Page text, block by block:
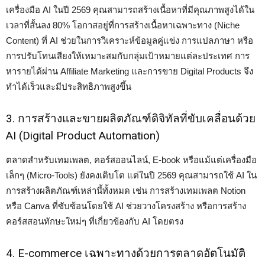
เครื่องมือ AI ในปี 2569 คุณสามารถสร้างเนื้อหาที่มีคุณภาพสูงได้ใน
เวลาที่สั้นลง 80% โอกาสอยู่ที่การสร้างเนื้อหาเฉพาะทาง (Niche
Content) ที่ AI ช่วยในการวิเคราะห์ข้อมูลคู่แข่ง การแปลภาษา หรือ
การปรับโทนเสียงให้เหมาะสมกับกลุ่มเป้าหมายแต่ละประเทศ การ
หารายได้ผ่าน Affiliate Marketing และการขาย Digital Products จึง
ทำได้เร็วและมีประสิทธิภาพสูงขึ้น
3. การสร้างและขายผลิตภัณฑ์ดิจิทัลที่ขับเคลื่อนด้วย
AI (Digital Product Automation)
ตลาดสำหรับเทมเพลต, คอร์สออนไลน์, E-book หรือแม้แต่เครื่องมือ
เล็กๆ (Micro-Tools) ยังคงเติบโต แต่ในปี 2569 คุณสามารถใช้ AI ใน
การสร้างผลิตภัณฑ์เหล่านี้ทั้งหมด เช่น การสร้างเทมเพลต Notion
หรือ Canva ที่ซับซ้อนโดยใช้ AI ช่วยวางโครงสร้าง หรือการสร้าง
คอร์สสอนทักษะใหม่ๆ ที่เกี่ยวข้องกับ AI โดยตรง
4. E-commerce เฉพาะทางด้วยการตลาดอัตโนมัติ